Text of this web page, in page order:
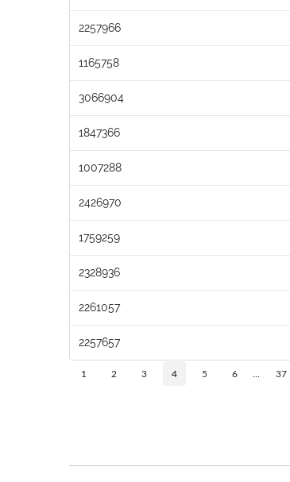
2257966
1165758
3066904
1847366
1007288
2426970
1759259
2328936
2261057
2257657
1 2 3 4 5 6 37